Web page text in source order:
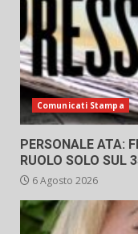
Comunicati Stampa
PERSONALE ATA:
RUOLO SOLO SUL
6 Agosto 2026